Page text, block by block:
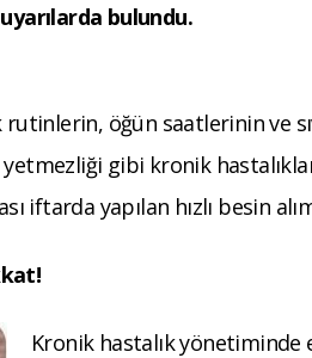
bulundu.
öğün saatlerinin ve
gibi kronik
iftarda yapılan hızlı besin
Kronik hastalık yönetiminde